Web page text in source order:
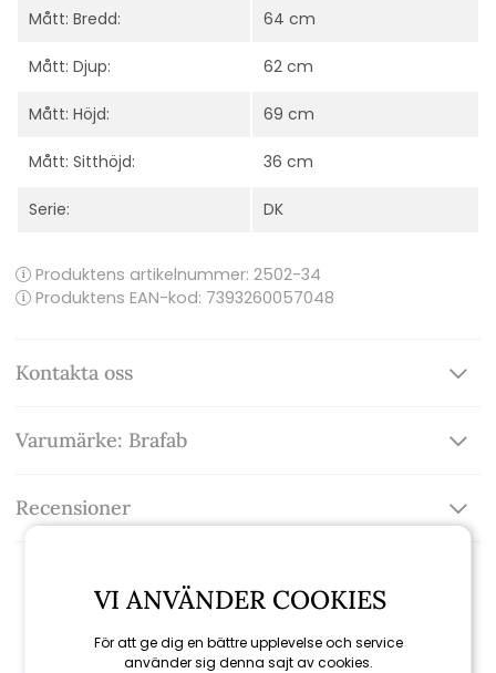
Mått: Bredd: 64 cm
Mått: Djup: 62 cm
Mått: Höjd: 69 cm
Mått: Sitthöjd: 36 cm
Serie: DK
Produktens artikelnummer: 2502-34
Produktens EAN-kod: 7393260057048
Kontakta oss
Varumärke: Brafab
Recensioner
VI ANVÄNDER COOKIES
För att ge dig en bättre upplevelse och service
använder sig denna sajt av cookies.